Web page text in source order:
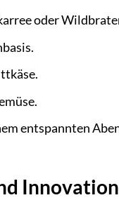
oder
entspannten
Innovation